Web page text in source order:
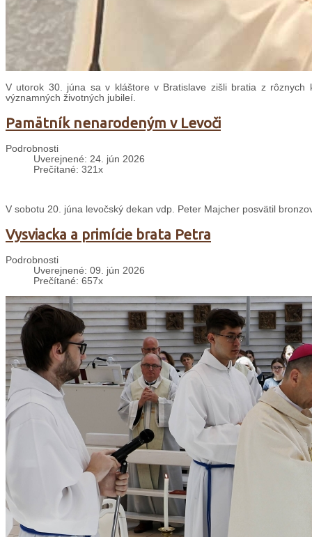
V utorok 30. júna sa v kláštore v Bratislave zišli bratia z rôznych
významných životných jubileí.
Pamätník nenarodeným v Levoči
Podrobnosti
Uverejnené: 24. jún 2026
Prečítané: 321x
V sobotu 20. júna levočský dekan vdp. Peter Majcher posvätil
Vysviacka a primície brata Petra
Podrobnosti
Uverejnené: 09. jún 2026
Prečítané: 657x